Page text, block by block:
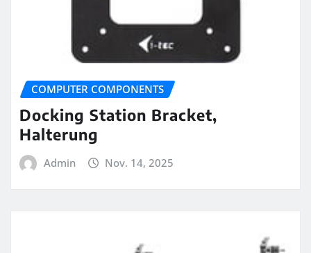
COMPUTER COMPONENTS
Docking Station Bracket,
Halterung
Admin Nov. 14, 2025